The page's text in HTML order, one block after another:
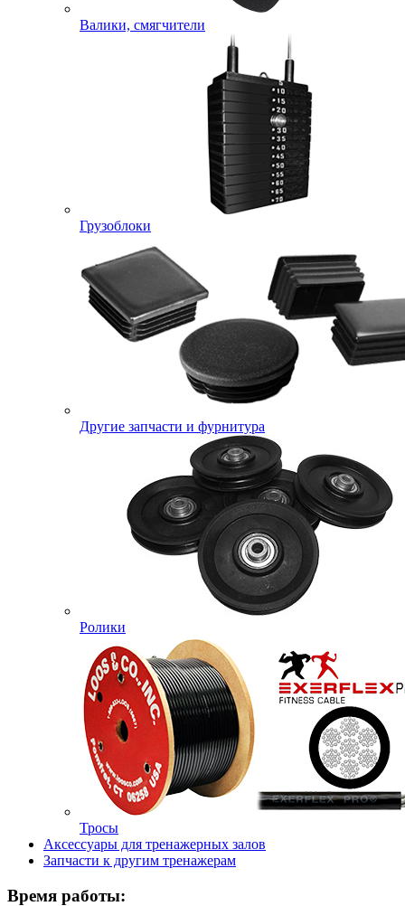
Валики, смягчители
Грузоблоки
Другие запчасти и фурнитура
Ролики
Тросы
Аксессуары для тренажерных залов
Запчасти к другим тренажерам
Время работы: